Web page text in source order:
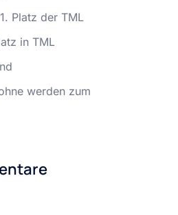
Platz der TML
in TML
werden zum